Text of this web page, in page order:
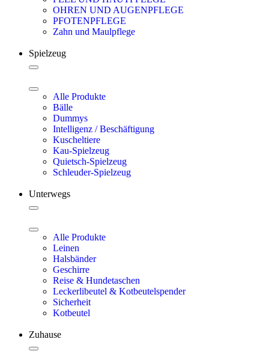
OHREN UND AUGENPFLEGE
PFOTENPFLEGE
Zahn und Maulpflege
Spielzeug
Alle Produkte
Bälle
Dummys
Intelligenz / Beschäftigung
Kuscheltiere
Kau-Spielzeug
Quietsch-Spielzeug
Schleuder-Spielzeug
Unterwegs
Alle Produkte
Leinen
Halsbänder
Geschirre
Reise & Hundetaschen
Leckerlibeutel & Kotbeutelspender
Sicherheit
Kotbeutel
Zuhause